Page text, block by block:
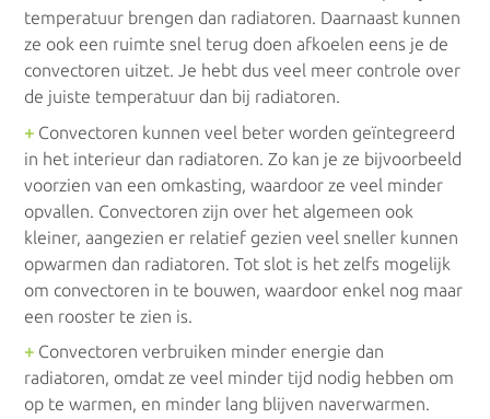
Zonneboilers
Zonneboilers
temperatuur brengen dan radiatoren. Daarnaast kunnen
ze ook een ruimte snel terug doen afkoelen eens je de
convectoren uitzet. Je hebt dus veel meer controle over
de juiste temperatuur dan bij radiatoren.
+ Convectoren kunnen veel beter worden geïntegreerd
in het interieur dan radiatoren. Zo kan je ze bijvoorbeeld
voorzien van een omkasting, waardoor ze veel minder
opvallen. Convectoren zijn over het algemeen ook
kleiner, aangezien er relatief gezien veel sneller kunnen
opwarmen dan radiatoren. Tot slot is het zelfs mogelijk
om convectoren in te bouwen, waardoor enkel nog maar
een rooster te zien is.
+ Convectoren verbruiken minder energie dan
radiatoren, omdat ze veel minder tijd nodig hebben om
op te warmen, en minder lang blijven naverwarmen.